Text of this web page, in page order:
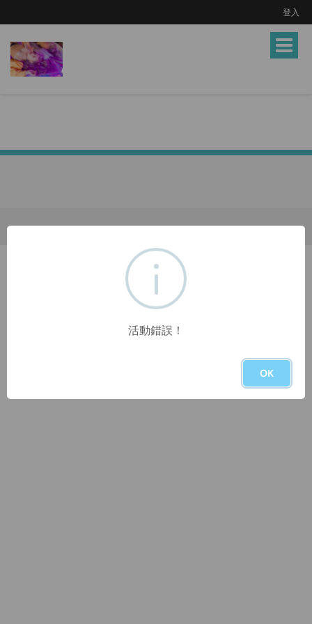
登入
Toggle
活動錯誤！
OK